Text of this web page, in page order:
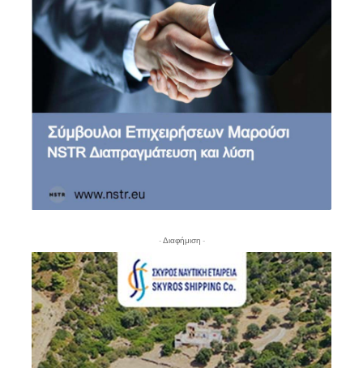
- Διαφήμιση -